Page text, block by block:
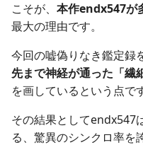
こそが、 本作endx547が
最大の理由です。
今回の嘘偽りなき鑑定録
先まで神経が通った「繊
を画しているという点です
その結果としてendx547
る、驚異のシンクロ率を